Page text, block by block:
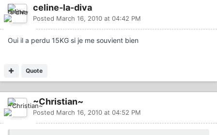
celine-la-diva
Posted March 16, 2010 at 04:42 PM
Oui il a perdu 15KG si je me souvient bien
Quote
~Christian~
Posted March 16, 2010 at 04:52 PM